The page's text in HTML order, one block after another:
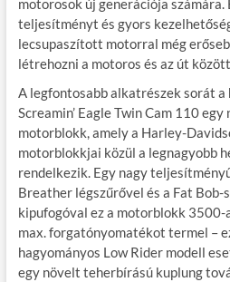
motorosok új generációja számára.
teljesítményt és gyors
lecsupaszított motorral még
létrehozni a motoros és az út
A legfontosabb alkatrészek sorát
Screamin’ Eagle Twin Cam 110
motorblokk, amely a Harley-
motorblokkjai közül a legnagyobb
rendelkezik. Egy nagy
Breather légszűrővel és a Fat Bob-
kipufogóval ez a motorblokk
max. forgatónyomatékot termel –
hagyományos Low Rider modell
egy növelt teherbírású kuplung